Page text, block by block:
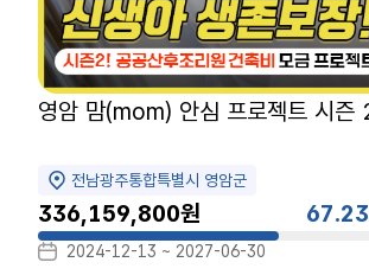
영암 맘(mom) 안심 프로젝트 시즌
전남광주통합특별시 영암군
336,159,800원
67.23%2024-12-13 ~ 2027-06-30